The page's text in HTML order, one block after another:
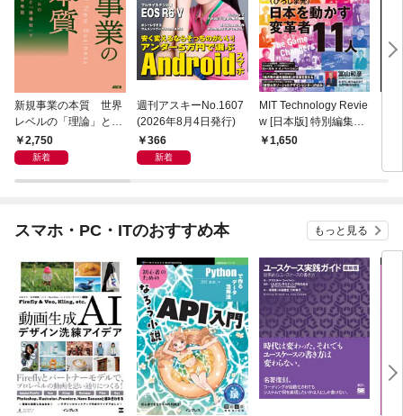
新規事業の本質 世界
レベルの「理論」と
「現場知」で描く全体
地図
2,750
新着
週刊アスキーNo.1607
(2026年8月4日発行)
366
新着
MIT Technology Revie
w [日本版] 特別編集
ポスト都市時代の社会
1,650
スマホ・PC・ITのおすすめ本 もっと見る